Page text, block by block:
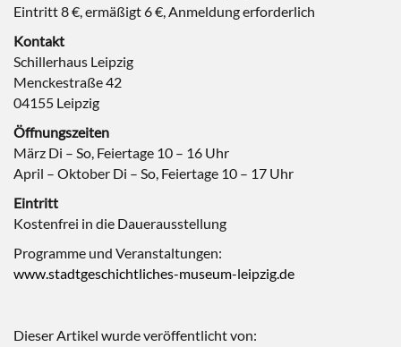
Eintritt 8 €, ermäßigt 6 €, Anmeldung erforderlich
Kontakt
Schillerhaus Leipzig
Menckestraße 42
04155 Leipzig
Öffnungszeiten
März Di – So, Feiertage 10 – 16 Uhr
April – Oktober Di – So, Feiertage 10 – 17 Uhr
Eintritt
Kostenfrei in die Dauerausstellung
Programme und Veranstaltungen:
www.stadtgeschichtliches-museum-leipzig.de
Dieser Artikel wurde veröffentlicht von: